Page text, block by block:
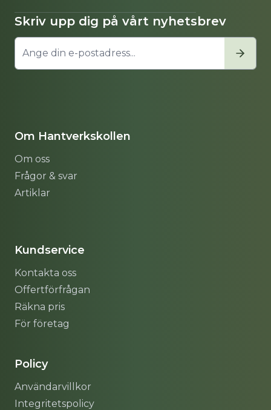
Skriv upp dig på vårt nyhetsbrev
Om Hantverkskollen
Om oss
Frågor & svar
Artiklar
Kundservice
Kontakta oss
Offertförfrågan
Räkna pris
För företag
Policy
Användarvillkor
Integritetspolicy